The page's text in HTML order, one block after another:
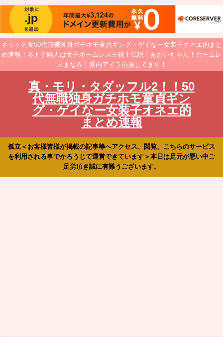
ネット乞食50代無職独身ガチホモ童貞ギング・ゲイなー女装子オネエ的まと
め速報！ネトゲ廃人は女子ホームレス三銃士伝説！あおいちゃん！ホームレ
スまなみ！愛内アイラ応援してます！
真・モリ・タダッフル2！！50
代無職独身ガチホモ童貞ギン
グ・ゲイなー女装子オネエ的
まとめ速報
孤立＜お客様皆様が掲載の記事等へアクセス、閲覧、こちらのサービス
を利用される事でかろうじて運営できています＞本日は足元が悪い中ご
足労頂き誠に有難うございます。